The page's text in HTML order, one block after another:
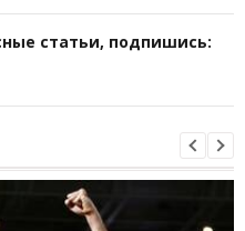
статьи, подпишись: